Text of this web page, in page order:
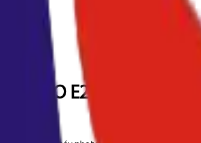
TO E255)